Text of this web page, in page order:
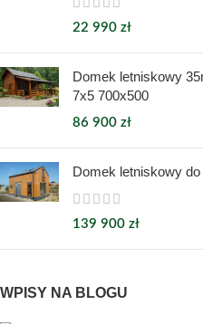
22 990 zł
Domek letniskowy
7x5 700x500
86 900 zł
Domek letniskowy
139 900 zł
WPISY NA BLOGU